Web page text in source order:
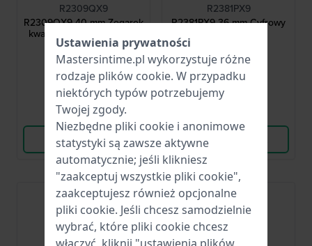
R2309QX9
R2309QX9 40 mm Zegarek
kwarcowy z podświetlaną
tarczą
179,00 zł
● Dostępny
Porównaj
Wyświetl produkt
R2381PX9
R2381PX9 36 mm Cyfrowy
161,00 zł
● Dostępny
Wyświetl produkt
Ustawienia prywatności
Mastersintime.pl wykorzystuje różne
rodzaje plików cookie. W przypadku
niektórych typów potrzebujemy
Twojej zgody.
Niezbędne pliki cookie i anonimowe
statystyki są zawsze aktywne
automatycznie; jeśli klikniesz
"zaakceptuj wszystkie pliki cookie",
zaakceptujesz również opcjonalne
pliki cookie. Jeśli chcesz samodzielnie
wybrać, które pliki cookie chcesz